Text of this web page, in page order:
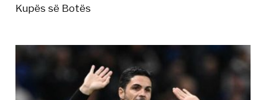
Kupës së Botës